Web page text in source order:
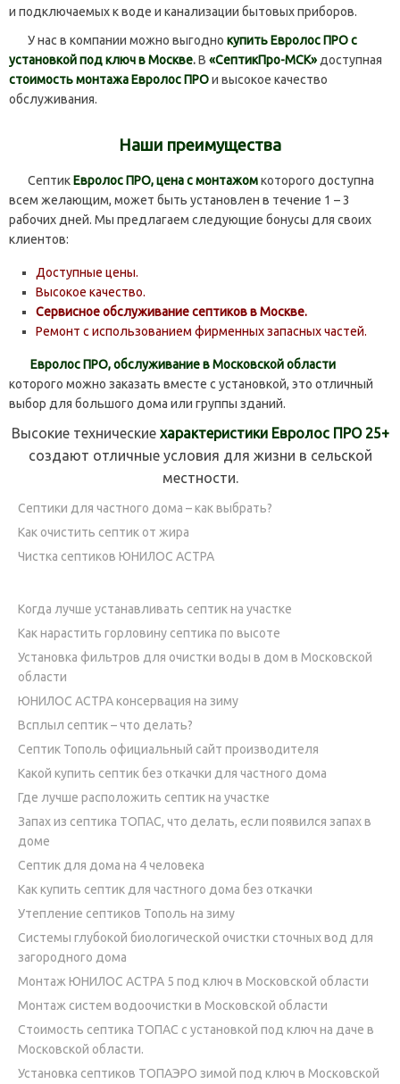
и подключаемых к воде и канализации бытовых приборов.
У нас в компании можно выгодно купить Евролос ПРО с
установкой под ключ в Москве.В «СептикПро-МСК» доступная
стоимость монтажа Евролос ПРОи высокое качество
обслуживания.
Наши преимущества
СептикЕвролос ПРО, цена с монтажомкоторого доступна
всем желающим, может быть установлен в течение 1 – 3
рабочих дней. Мы предлагаем следующие бонусы для своих
клиентов:
Доступные цены.
Высокое качество.
Сервисное обслуживание септиков в Москве.
Ремонт с использованием фирменных запасных частей.
Евролос ПРО, обслуживание в Московской области
которого можно заказать вместе с установкой, это отличный
выбор для большого дома или группы зданий.
Высокие технические характеристики Евролос ПРО 25+
создают отличные условия для жизни в сельской
местности.
Септики для частного дома – как выбрать?
Как очистить септик от жира
Чистка септиков ЮНИЛОС АСТРА
Когда лучше устанавливать септик на участке
Как нарастить горловину септика по высоте
Установка фильтров для очистки воды в дом в Московской
области
ЮНИЛОС АСТРА консервация на зиму
Всплыл септик – что делать?
Септик Тополь официальный сайт производителя
Какой купить септик без откачки для частного дома
Где лучше расположить септик на участке
Запах из септика ТОПАС, что делать, если появился запах в
доме
Септик для дома на 4 человека
Как купить септик для частного дома без откачки
Утепление септиков Тополь на зиму
Системы глубокой биологической очистки сточных вод для
загородного дома
Монтаж ЮНИЛОС АСТРА 5 под ключ в Московской области
Монтаж систем водоочистки в Московской области
Стоимость септика ТОПАС с установкой под ключ на даче в
Московской области.
Установка септиков ТОПАЭРО зимой под ключ в Московской